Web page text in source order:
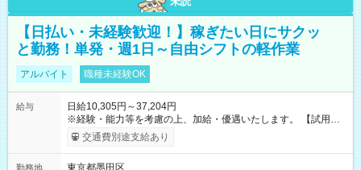
【日払い・未経験歓迎！】稼ぎたい日にサクッ
と勤務！単発・週1日～自由シフトの軽作業
アルバイト 職種未経験OK
給与
日給10,305円～37,204円
※経験・能力等を考慮の上、加給・優遇いたします。 【試用期
間】試用期間なし
交通費別途支給あり
勤務地
東京都墨田区